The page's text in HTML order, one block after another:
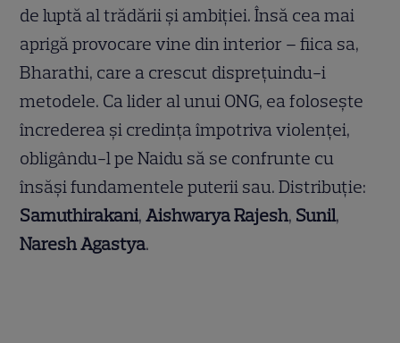
de luptă al trădării și ambiției. Însă cea mai
aprigă provocare vine din interior – fiica sa,
Bharathi, care a crescut disprețuindu-i
metodele. Ca lider al unui ONG, ea folosește
încrederea și credința împotriva violenței,
obligându-l pe Naidu să se confrunte cu
însăși fundamentele puterii sau. Distribuție:
Samuthirakani,Aishwarya Rajesh, Sunil,
Naresh Agastya.